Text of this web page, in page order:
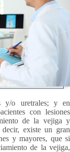
y/o uretrales; y en
con lesiones
de la vejiga y
existe un gran
y mayores, que si
de la vejiga,